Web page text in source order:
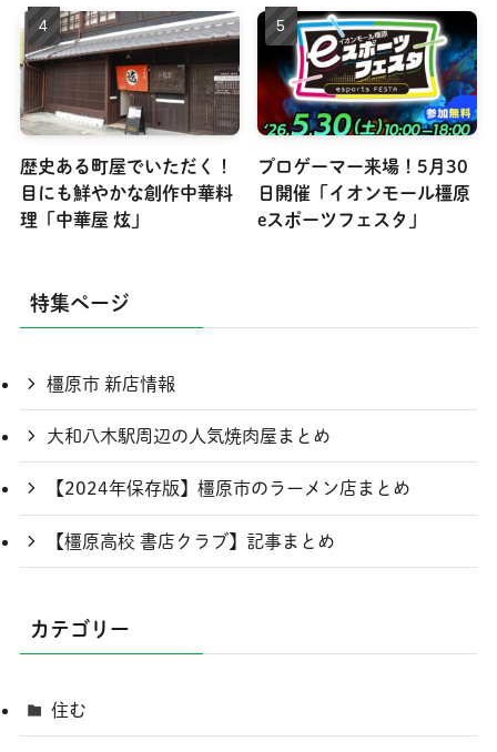
歴史ある町屋でいただく！
目にも鮮やかな創作中華料
理「中華屋 炫」
プロゲーマー来場！5月30
日開催「イオンモール橿原
eスポーツフェスタ」
特集ページ
橿原市 新店情報
大和八木駅周辺の人気焼肉屋まとめ
【2024年保存版】橿原市のラーメン店まとめ
【橿原高校 書店クラブ】記事まとめ
カテゴリー
住む